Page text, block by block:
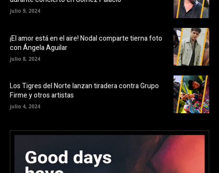
julio 9, 2024
¡El amor está en el aire! Nodal comparte tierna foto
con Ángela Aguilar
julio 8, 2024
Los Tigres del Norte lanzan tiradera contra Grupo
Firme y otros artistas
julio 4, 2024